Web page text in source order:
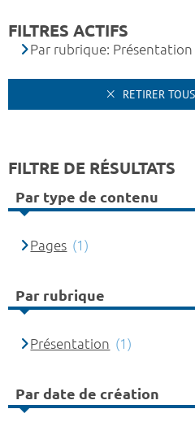
FILTRES ACTIFS
Par rubrique: Présentation
RETIRER
FILTRE DE RÉSULTATS
Par type de contenu
Pages (1)
Par rubrique
Présentation (1)
Par date de création